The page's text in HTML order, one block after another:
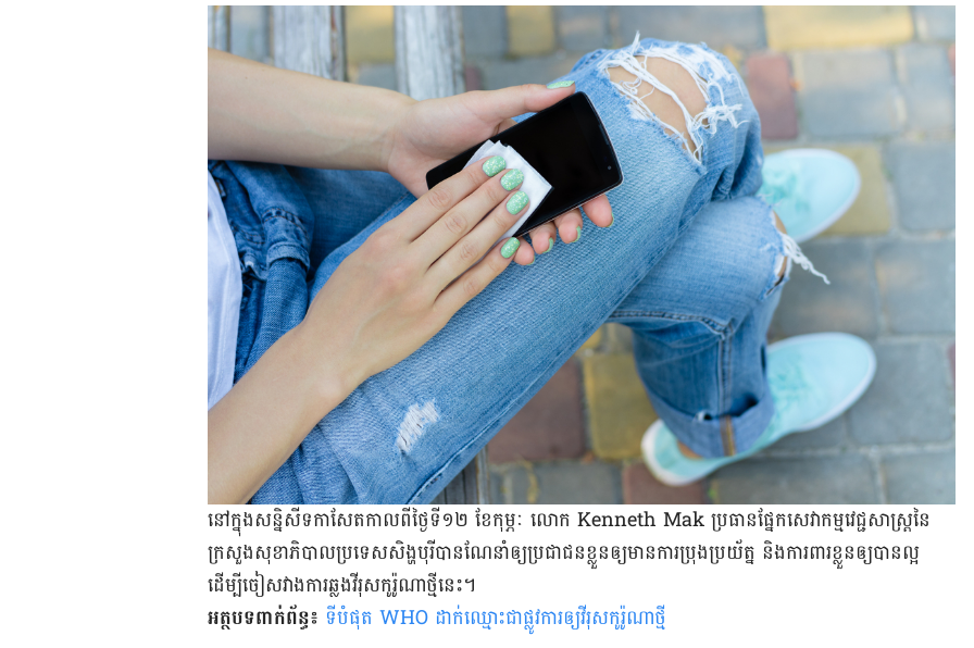
នៅក្នុងសន្និសីទកាសែតកាល​ពីថ្ងៃទី១២​ ខែកុម្ភៈ លោក Kenneth Mak ប្រធានផ្នែកសេវាកម្មវេជ្ជសាស្រ្តនៃ
ក្រសួងសុខាភិបាលប្រទេសសិង្ហបុរីបានណែនាំឲ្យប្រជាជនខ្លួនឲ្យមានការប្រុងប្រយ័ត្ន និងការពារខ្លួនឲ្យបានល្អ
ដើម្បីចៀសវាងការឆ្លងវីរុសកូរ៉ូណាថ្មី​នេះ។
អត្ថបទពាក់ព័ន្ធ៖ ទីបំផុត WHO ដាក់ឈ្មោះជាផ្លូវការឲ្យវីរុសកូរ៉ូណាថ្មី